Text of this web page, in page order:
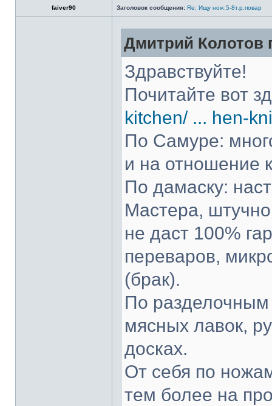
faiver90 Заголовок сообщения: Re: Ищу нож.5-8т.р.повар
Дмитрий Колотов
Здравствуйте!
Почитайте вот
kitchen/ ... hen-
По Самуре:
и на отношение
По дамаску:
Мастера,
не даст 100%
переваров,
(брак).
По разделочным
мясных лавок,
досках.
От себя по
тем более на